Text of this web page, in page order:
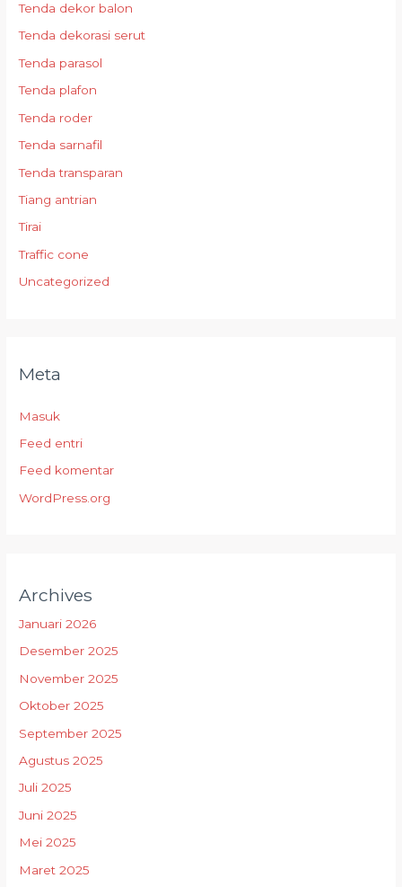
Tenda dekor balon
Tenda dekorasi serut
Tenda parasol
Tenda plafon
Tenda roder
Tenda sarnafil
Tenda transparan
Tiang antrian
Tirai
Traffic cone
Uncategorized
Meta
Masuk
Feed entri
Feed komentar
WordPress.org
Archives
Januari 2026
Desember 2025
November 2025
Oktober 2025
September 2025
Agustus 2025
Juli 2025
Juni 2025
Mei 2025
Maret 2025